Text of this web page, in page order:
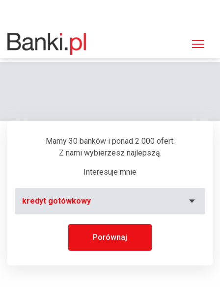
Strona główna
Bankomat Euronet, Lublin, Nałęczowska 24 (Credit Agricole Bank Polska)
Mamy 30 banków i ponad 2 000 ofert.
Z nami wybierzesz najlepszą.
Interesuje mnie
kredyt gotówkowy
Porównaj